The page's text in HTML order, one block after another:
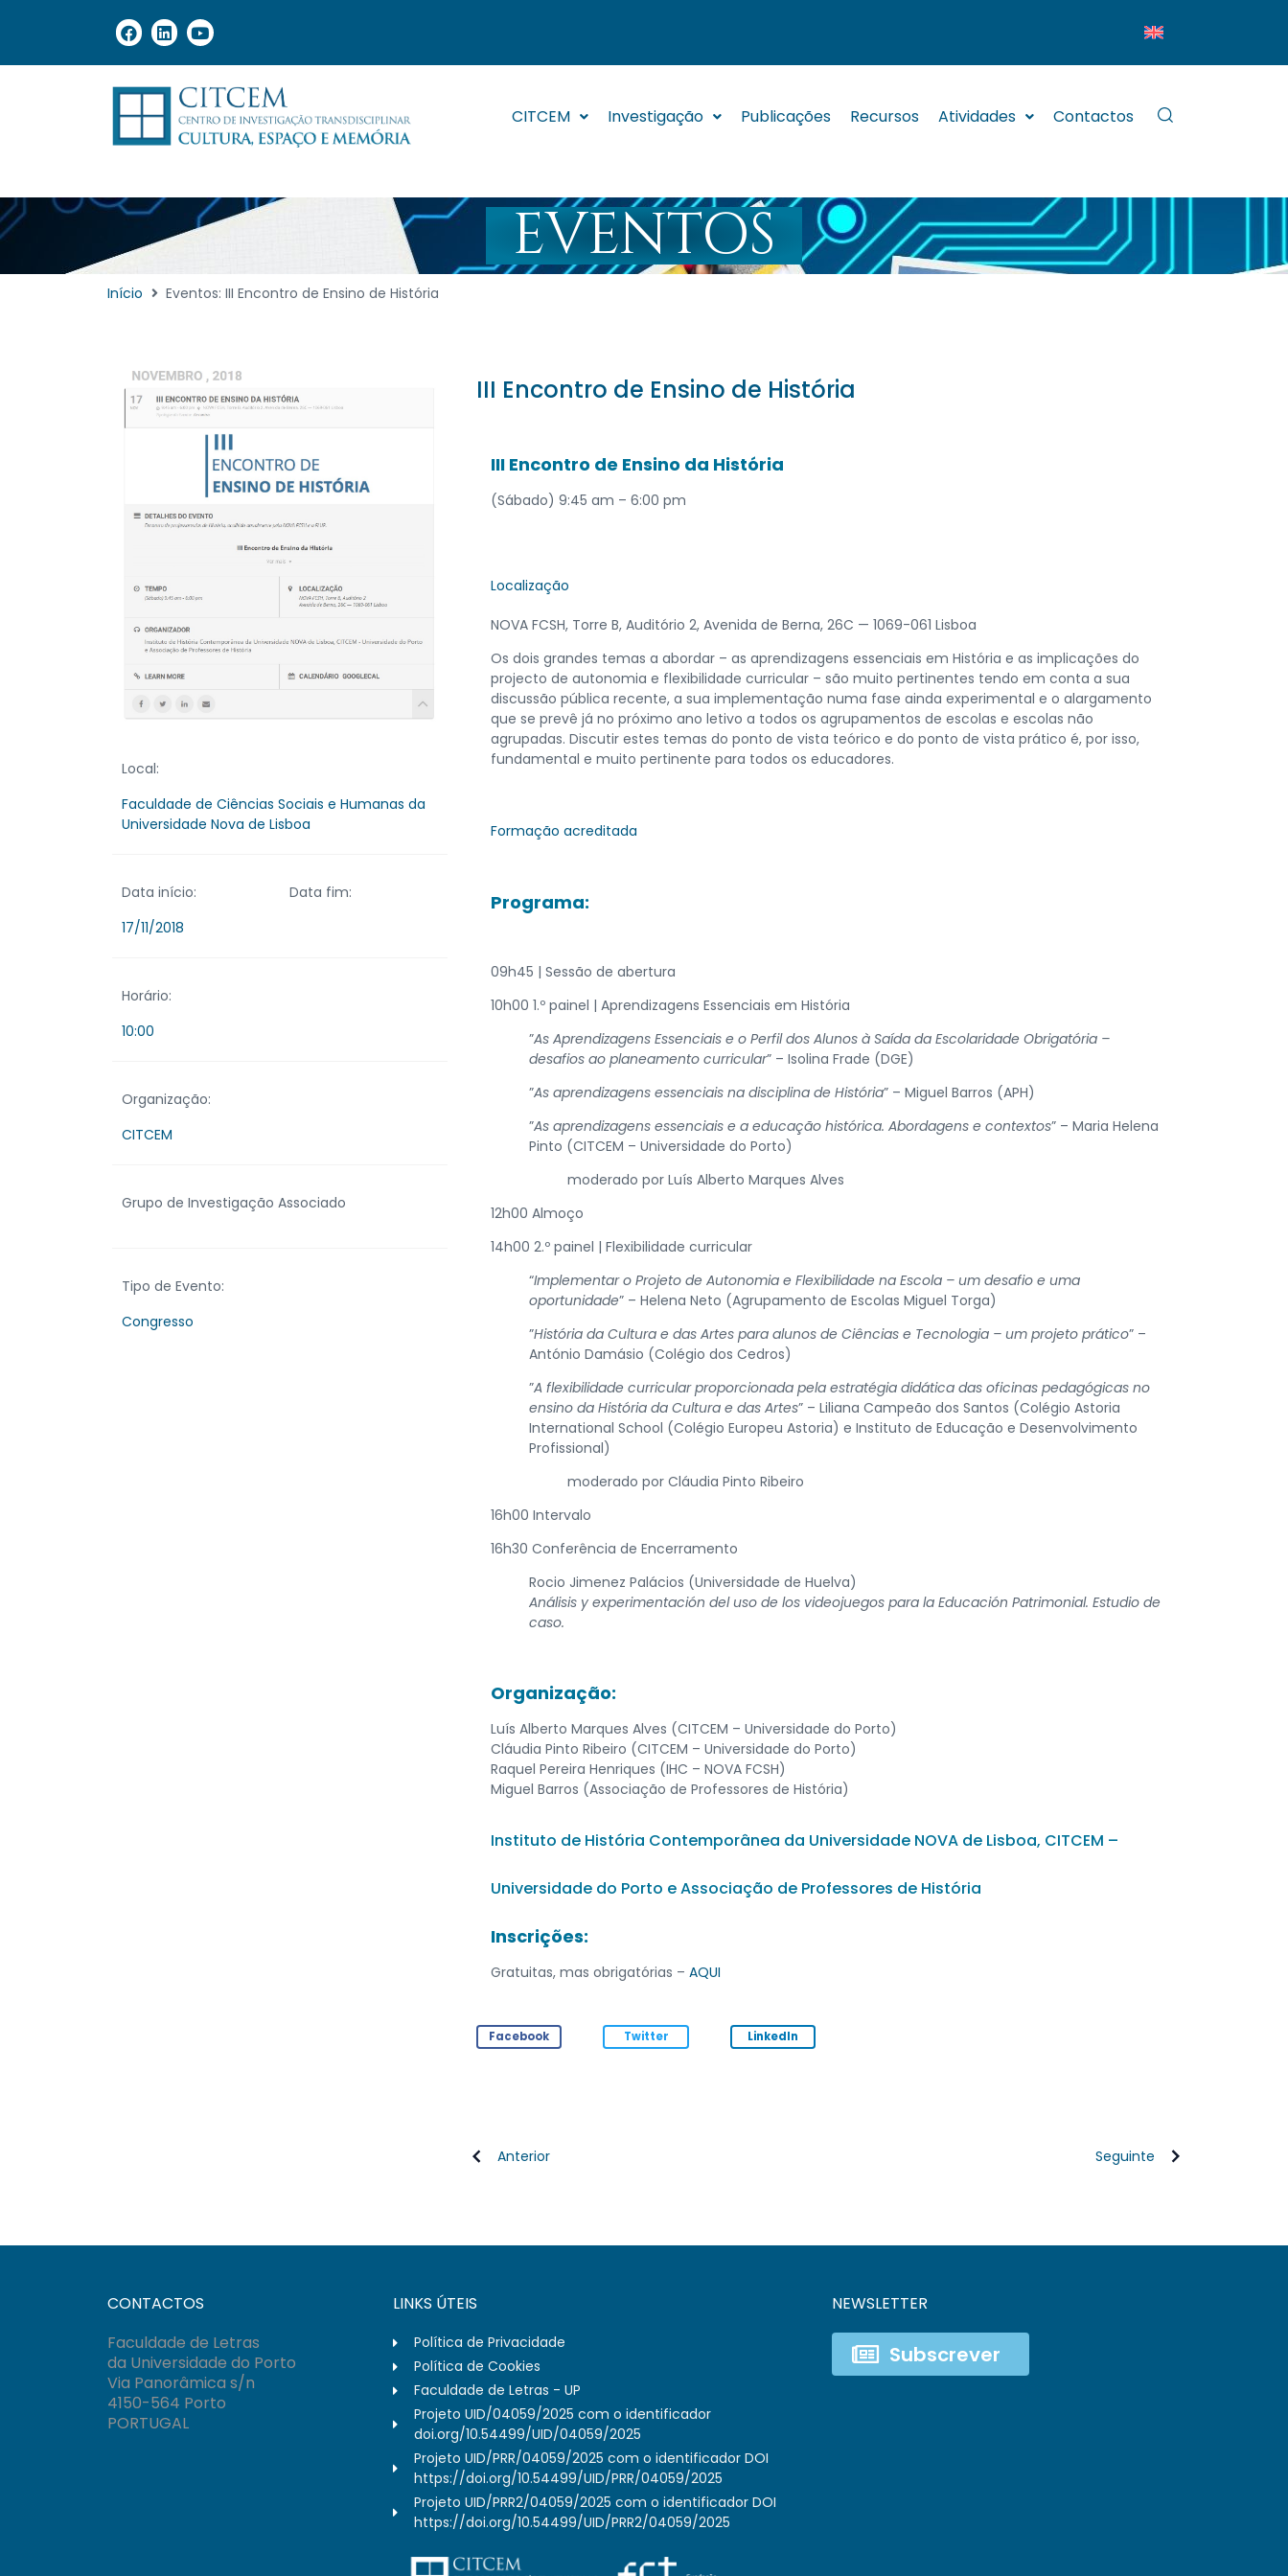
CITCEM Investigação Publicações Recursos Atividades Contactos
EVENTOS
Início Eventos: III Encontro de Ensino de História
Local:
Faculdade de Ciências Sociais e Humanas da
Universidade Nova de Lisboa
Data início:
17/11/2018
Data fim:
Horário:
10:00
Organização:
CITCEM
Grupo de Investigação Associado
Tipo de Evento:
Congresso
III Encontro de Ensino de História
III Encontro de Ensino da História
(Sábado) 9:45 am – 6:00 pm
Localização
NOVA FCSH, Torre B, Auditório 2, Avenida de Berna, 26C — 1069-061 Lisboa
Os dois grandes temas a abordar – as aprendizagens essenciais em História e as implicações do
projecto de autonomia e flexibilidade curricular – são muito pertinentes tendo em conta a sua
discussão pública recente, a sua implementação numa fase ainda experimental e o alargamento
que se prevê já no próximo ano letivo a todos os agrupamentos de escolas e escolas não
agrupadas. Discutir estes temas do ponto de vista teórico e do ponto de vista prático é, por isso,
fundamental e muito pertinente para todos os educadores.
Formação acreditada
Programa:
09h45 | Sessão de abertura
​10h00 1.º painel | Aprendizagens Essenciais em História
​”As Aprendizagens Essenciais e o Perfil dos Alunos à Saída da Escolaridade Obrigatória –
desafios ao planeamento curricular” – Isolina Frade (DGE)
​”As aprendizagens essenciais na disciplina de História” – Miguel Barros (APH)
​”As aprendizagens essenciais e a educação histórica. Abordagens e contextos” – Maria Helena
Pinto (CITCEM – Universidade do Porto)
​moderado por Luís Alberto Marques Alves
​12h00 Almoço
​14h00 2.º painel | Flexibilidade curricular
“Implementar o Projeto de Autonomia e Flexibilidade na Escola – um desafio e uma
oportunidade” – Helena Neto (Agrupamento de Escolas Miguel Torga)
​”História da Cultura e das Artes para alunos de Ciências e Tecnologia – um projeto prático” –
António Damásio (Colégio dos Cedros)
​”A flexibilidade curricular proporcionada pela estratégia didática das oficinas pedagógicas no
ensino da História da Cultura e das Artes” – Liliana Campeão dos Santos (Colégio Astoria
International School (Colégio Europeu Astoria) e Instituto de Educação e Desenvolvimento
Profissional)
​moderado por Cláudia Pinto Ribeiro
​16h00 Intervalo
​16h30 Conferência de Encerramento
Rocio Jimenez Palácios (Universidade de Huelva)
Análisis y experimentación del uso de los videojuegos para la Educación Patrimonial. Estudio de
caso.
Organização:
Luís Alberto Marques Alves (CITCEM – Universidade do Porto)
Cláudia Pinto Ribeiro (CITCEM – Universidade do Porto)
Raquel Pereira Henriques (IHC – NOVA FCSH)
Miguel Barros (Associação de Professores de História)
Instituto de História Contemporânea da Universidade NOVA de Lisboa, CITCEM –
Universidade do Porto e Associação de Professores de História
Inscrições:
Gratuitas, mas obrigatórias – AQUI
Facebook Twitter LinkedIn
Anterior Seguinte
CONTACTOS
Faculdade de Letras
da Universidade do Porto
Via Panorâmica s/n
4150-564 Porto
PORTUGAL
LINKS ÚTEIS
Política de Privacidade
Política de Cookies
Faculdade de Letras - UP
Projeto UID/04059/2025 com o identificador
doi.org/10.54499/UID/04059/2025
Projeto UID/PRR/04059/2025 com o identificador DOI
https://doi.org/10.54499/UID/PRR/04059/2025
Projeto UID/PRR2/04059/2025 com o identificador DOI
https://doi.org/10.54499/UID/PRR2/04059/2025
NEWSLETTER
Subscrever